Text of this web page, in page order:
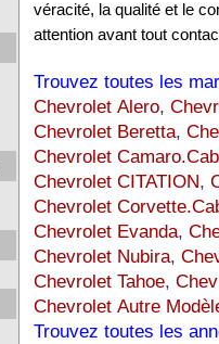
véracité, la qualité et le
attention avant tout
Trouvez toutes les
Chevrolet Alero,
Chevrolet Beretta,
Chevrolet
Chevrolet CITATION,
Chevrolet
Chevrolet Evanda,
Chevrolet Nubira,
Chevrolet Tahoe,
Chevrolet Autre
Trouvez toutes les